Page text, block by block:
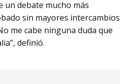
un debate mucho más
sin mayores intercambios
me cabe ninguna duda que
definió.